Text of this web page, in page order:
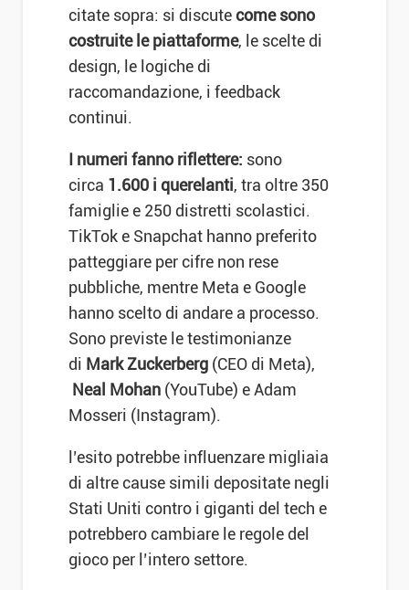
citate sopra: si discutecome sono
costruite le piattaforme, le scelte di
design, le logiche di
raccomandazione, i feedback
continui.
I numeri fanno riflettere: sono
circa 1.600 i querelanti, tra oltre 350
famiglie e 250 distretti scolastici.
TikTok e Snapchat hanno preferito
patteggiare per cifre non rese
pubbliche, mentre Meta e Google
hanno scelto di andare a processo.
Sono previste le testimonianze
di Mark Zuckerberg (CEO di Meta),
Neal Mohan (YouTube) e Adam
Mosseri (Instagram).
l’esito potrebbe influenzare migliaia
di altre cause simili depositate negli
Stati Uniti contro i giganti del tech e
potrebbero cambiare le regole del
gioco per l’intero settore.